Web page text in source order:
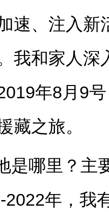
速、注入新
我和家人深
年8月9
藏之旅。
是哪里？主
2022年，我